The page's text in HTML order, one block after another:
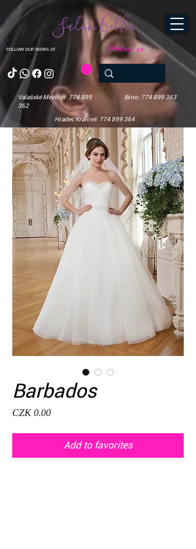
FOLLOW OUR NEWS AT
Salon Bella
Valašské Meziříčí: 774 899
362
Brno: 774 899 363
Hradec Králové: 774 899 364
Přihlásit se
Barbados
CZK 0.00Price
Add to favorites